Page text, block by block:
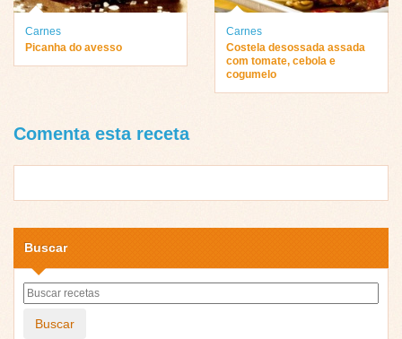
Carnes
Picanha do avesso
Carnes
Costela desossada assada
com tomate, cebola e
cogumelo
Comenta esta receta
Buscar
Buscar